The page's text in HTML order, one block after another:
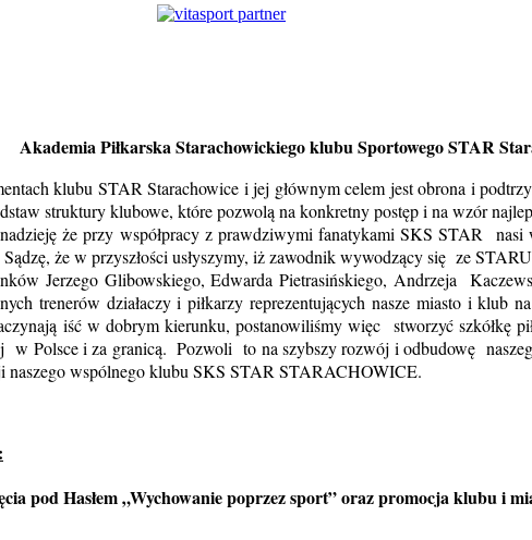
Akademia Piłkarska Starachowickiego klubu Sportowego STAR
klubu STAR Starachowice i jej głównym celem jest obrona i
struktury klubowe, które pozwolą na konkretny postęp i na wzór
że przy współpracy z prawdziwymi fanatykami SKS STAR nasi
że w przyszłości usłyszymy, iż zawodnik wywodzący się ze
Jerzego Glibowskiego, Edwarda Pietrasińskiego, Andrzeja
trenerów działaczy i piłkarzy reprezentujących nasze miasto i klub
iść w dobrym kierunku, postanowiliśmy więc stworzyć szkółkę
Polsce i za granicą. Pozwoli to na szybszy rozwój i odbudowę
naszego wspólnego klubu SKS STAR STARACHOWICE.
pod Hasłem „Wychowanie poprzez sport”oraz promocja klubu i